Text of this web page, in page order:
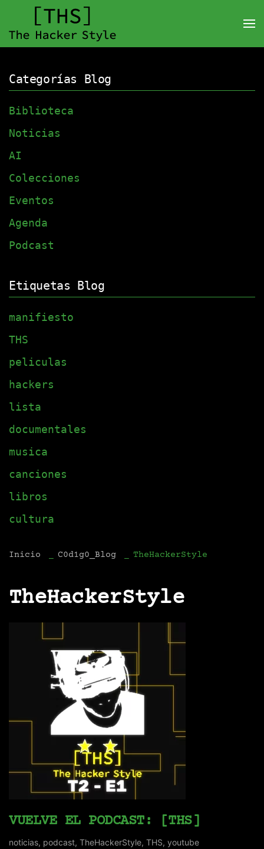
Categorías Blog
Biblioteca
Noticias
AI
Colecciones
Eventos
Agenda
Podcast
Etiquetas Blog
manifiesto
THS
peliculas
hackers
lista
documentales
musica
canciones
libros
cultura
Inicio C0d1g0_Blog TheHackerStyle
TheHackerStyle
VUELVE EL PODCAST: [THS]
noticias, podcast, TheHackerStyle, THS, youtube